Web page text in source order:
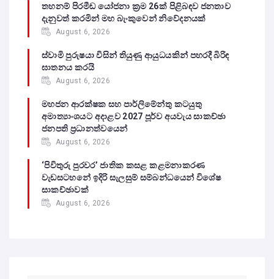
තහනම් පිරමීඩ යෝජනා ක්‍රම 26ක් පිළිබඳව ජනතාව
දැනුවත් කරමින් මහ බැංකුවෙන් නිවේදනයක්
August 6, 2026
ස්වාමි පුරුෂයා විසින් තියුණු ආයුධයකින් පහරදී බිරිඳ
ඝාතනය කරයි
August 6, 2026
මහජන ආරක්ෂක සහ පාර්ලිමේන්තු කටයුතු
අමාත්‍යාංශයට අදාළව 2027 පූර්ව අයවැය සාකච්ඡා
ජනපති ප්‍රධානත්වයෙන්
August 6, 2026
‘පිවිතුරු පුරවර’ ජාතික කසළ කළමනාකරණ
වැඩසටහනේ ඉදිරි සැලසුම් සම්බන්ධයෙන් විශේෂ
සාකච්ඡාවක්
August 6, 2026